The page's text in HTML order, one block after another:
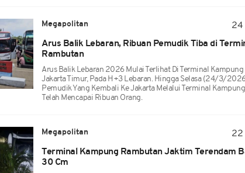
Megapolitan
24
Arus Balik Lebaran, Ribuan Pemudik Tiba di
Rambutan
Arus Balik Lebaran 2026 Mulai Terlihat Di Terminal
Jakarta Timur, Pada H+3 Lebaran. Hingga Selasa (24/3/
Pemudik Yang Kembali Ke Jakarta Melalui Terminal
Telah Mencapai Ribuan Orang.
Megapolitan
22
Terminal Kampung Rambutan Jaktim Terendam
30 Cm